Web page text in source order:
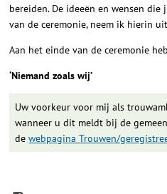
bereiden. De ideeën en wensen
van de ceremonie, neem ik hierin
Aan het einde van de ceremonie
‘Niemand zoals wij’
Uw voorkeur voor mij als
wanneer u dit meldt bij de
dewebpagina Trouwen/